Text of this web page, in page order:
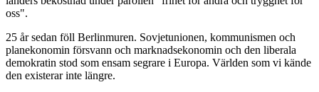
oss".
25 år sedan föll Berlinmuren. Sovjetunionen, kommunismen och
planekonomin försvann och marknadsekonomin och den liberala
demokratin stod som ensam segrare i Europa. Världen som vi kände
den existerar inte längre.